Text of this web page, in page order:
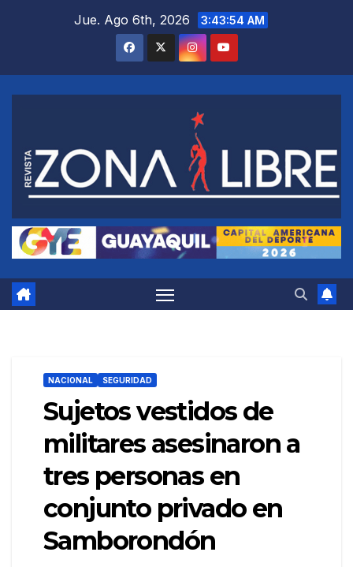
Jue. Ago 6th, 2026 3:43:54 AM
NACIONAL SEGURIDAD
Sujetos vestidos de
militares asesinaron a
tres personas en
conjunto privado en
Samborondón